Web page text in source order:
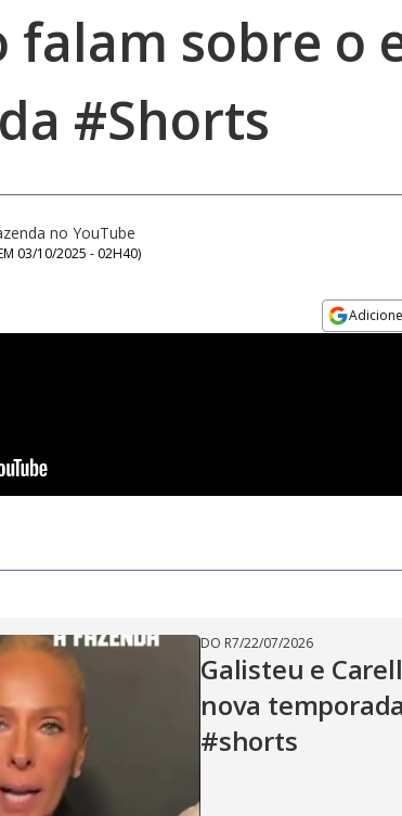
falam sobre o
#Shorts
no YouTube
03/10/2025 - 02H40)
DO R7/22/07/2026
Galisteu e
nova
#shorts